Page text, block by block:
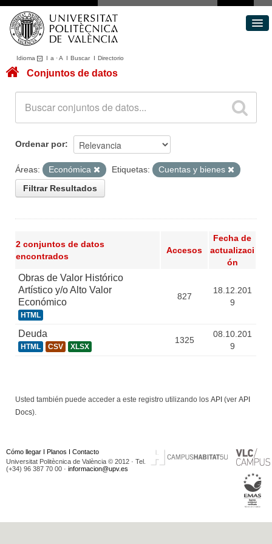
Idioma I a ·A I BuscarI Directorio
Conjuntos de datos
Acerca de
Portal de Transparencia
Conjuntos de datos
Ordenar por
Áreas: Económica Etiquetas:
Cuentas y bienes
Filtrar Resultados
2 conjuntos de datos
encontrados
Accesos
Fecha de
actualizaci
ón
Obras de Valor Histórico
Artístico y/o Alto Valor
Económico
HTML
827
18.12.201
9
Deuda
HTML CSV XLSX
1325
08.10.201
9
Usted también puede acceder a este registro utilizando los API (ver API
Docs).
Cómo llegar I Planos I Contacto
Universitat Politècnica de València © 2012 · Tel.
(+34) 96 387 70 00 · informacion@upv.es